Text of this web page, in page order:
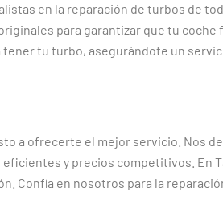
en la reparación de turbos de
para garantizar que tu
tu turbo, asegurándote un
a ofrecerte el mejor servicio. Nos
y precios competitivos. En
en nosotros para la